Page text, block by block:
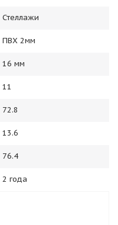
Стеллажи
ПВХ 2мм
16 мм
11
72.8
13.6
76.4
2 года